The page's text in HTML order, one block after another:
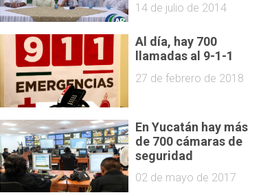
14 de julio de 2014
Al día, hay 700
llamadas al 9-1-1
27 de febrero de 2018
En Yucatán hay más
de 700 cámaras de
seguridad
02 de mayo de 2017